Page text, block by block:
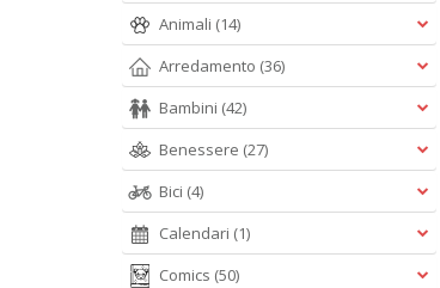
Animali (14)
Arredamento (36)
Bambini (42)
Benessere (27)
Bici (4)
Calendari (1)
Comics (50)